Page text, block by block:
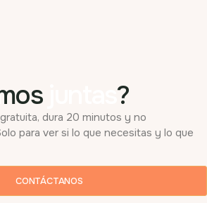
?
dura 20 minutos y no
para ver si lo que necesitas y lo que
CONTÁCTANOS